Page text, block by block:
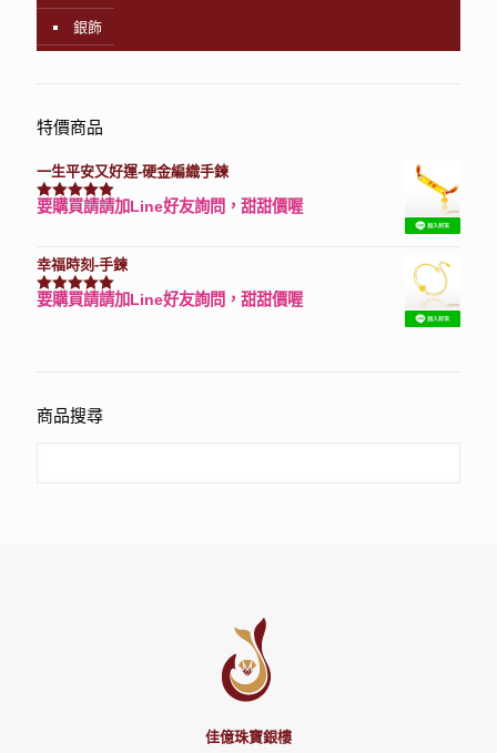
銀飾
特價商品
一生平安又好運-硬金編織手鍊
評分7740滿分 5
要購買請請加Line好友詢問，甜甜價喔
幸福時刻-手鍊
評分3150滿分 5
要購買請請加Line好友詢問，甜甜價喔
商品搜尋
佳億珠寶銀樓